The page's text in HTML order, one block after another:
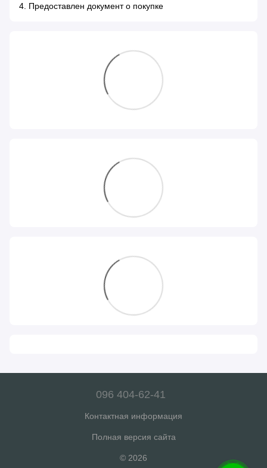
4. Предоставлен документ о покупке
096 404-62-41
Контактная информация
Полная версия сайта
© 2026